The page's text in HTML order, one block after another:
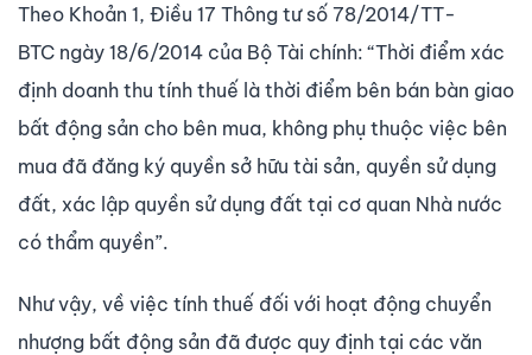
Theo Khoản 1, Điều 17 Thông tư số 78/2014/TT-
BTC ngày 18/6/2014 của Bộ Tài chính: “Thời điểm xác
định doanh thu tính thuế là thời điểm bên bán bàn giao
bất động sản cho bên mua, không phụ thuộc việc bên
mua đã đăng ký quyền sở hữu tài sản, quyền sử dụng
đất, xác lập quyền sử dụng đất tại cơ quan Nhà nước
có thẩm quyền”.
Như vậy, về việc tính thuế đối với hoạt động chuyển
nhượng bất động sản đã được quy định tại các văn